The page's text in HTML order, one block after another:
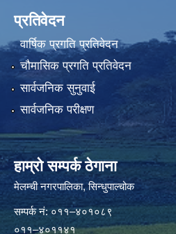
प्रतिवेदन
वार्षिक प्रगति प्रतिवेदन
चौमासिक प्रगति प्रतिवेदन
सार्वजनिक सुनुवाई
सार्वजनिक परीक्षण
हाम्रो सम्पर्क ठेगाना
मेलम्ची नगरपालिका‍, सिन्धुपाल्चोक
सम्पर्क न‌ं: ०११–४०१०८९
०११–४०११४१